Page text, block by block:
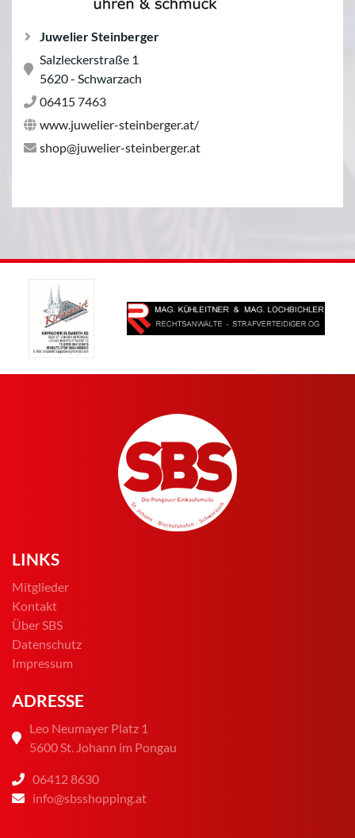
Juwelier Steinberger
Salzleckerstraße 1
5620 - Schwarzach
06415 7463
www.juwelier-steinberger.at/
shop@juwelier-steinberger.at
LINKS
Mitglieder
Kontakt
Über SBS
Datenschutz
Impressum
ADRESSE
Leo Neumayer Platz 1
5600 St. Johann im Pongau
06412 8630
info@sbsshopping.at